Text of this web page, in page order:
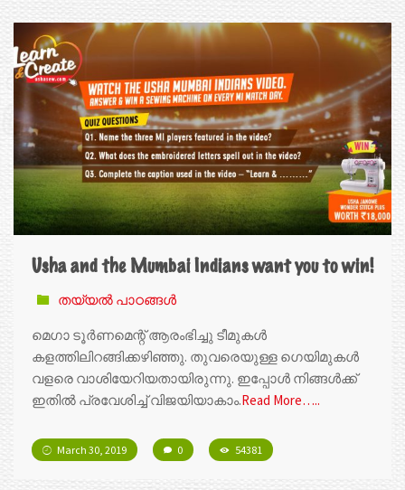
Usha and the Mumbai Indians want you to win!
തയ്യൽ പാഠങ്ങൾ
മെഗാ ടൂർണമെന്റ് ആരംഭിച്ചു ടീമുകൾ
കളത്തിലിറങ്ങിക്കഴിഞ്ഞു. തുവരെയുള്ള ഗെയിമുകൾ
വളരെ വാശിയേറിയതായിരുന്നു. ഇപ്പോൾ നിങ്ങൾക്ക്
ഇതില്‍ പ്രവേശിച്ച് വിജയിയാകാം.Read More…..
March 30, 2019 0 54381